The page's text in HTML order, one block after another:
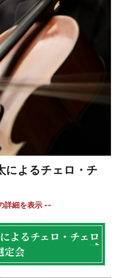
によるチェロ・チ
よるチェロ・チェロ
定会